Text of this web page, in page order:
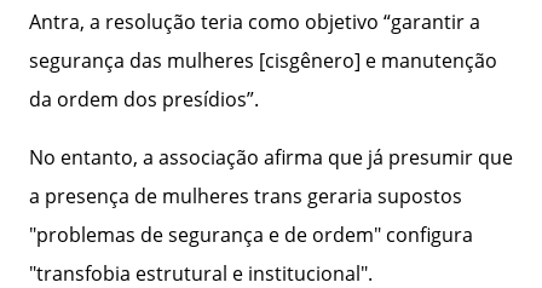
Antra, a resolução teria como objetivo “garantir a
segurança das mulheres [cisgênero] e manutenção
da ordem dos presídios”.
No entanto, a associação afirma que já presumir que
a presença de mulheres trans geraria supostos
"problemas de segurança e de ordem" configura
"transfobia estrutural e institucional".